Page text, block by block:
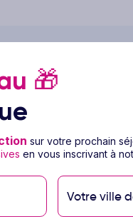
🎁
sur votre prochain
en vous inscrivant à
Votre ville